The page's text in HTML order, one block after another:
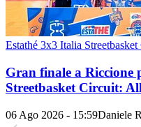
Estathé 3x3 Italia
Gran finale a Riccione
Streetbasket Circuit:
06 Ago 2026 - 15:59Daniele